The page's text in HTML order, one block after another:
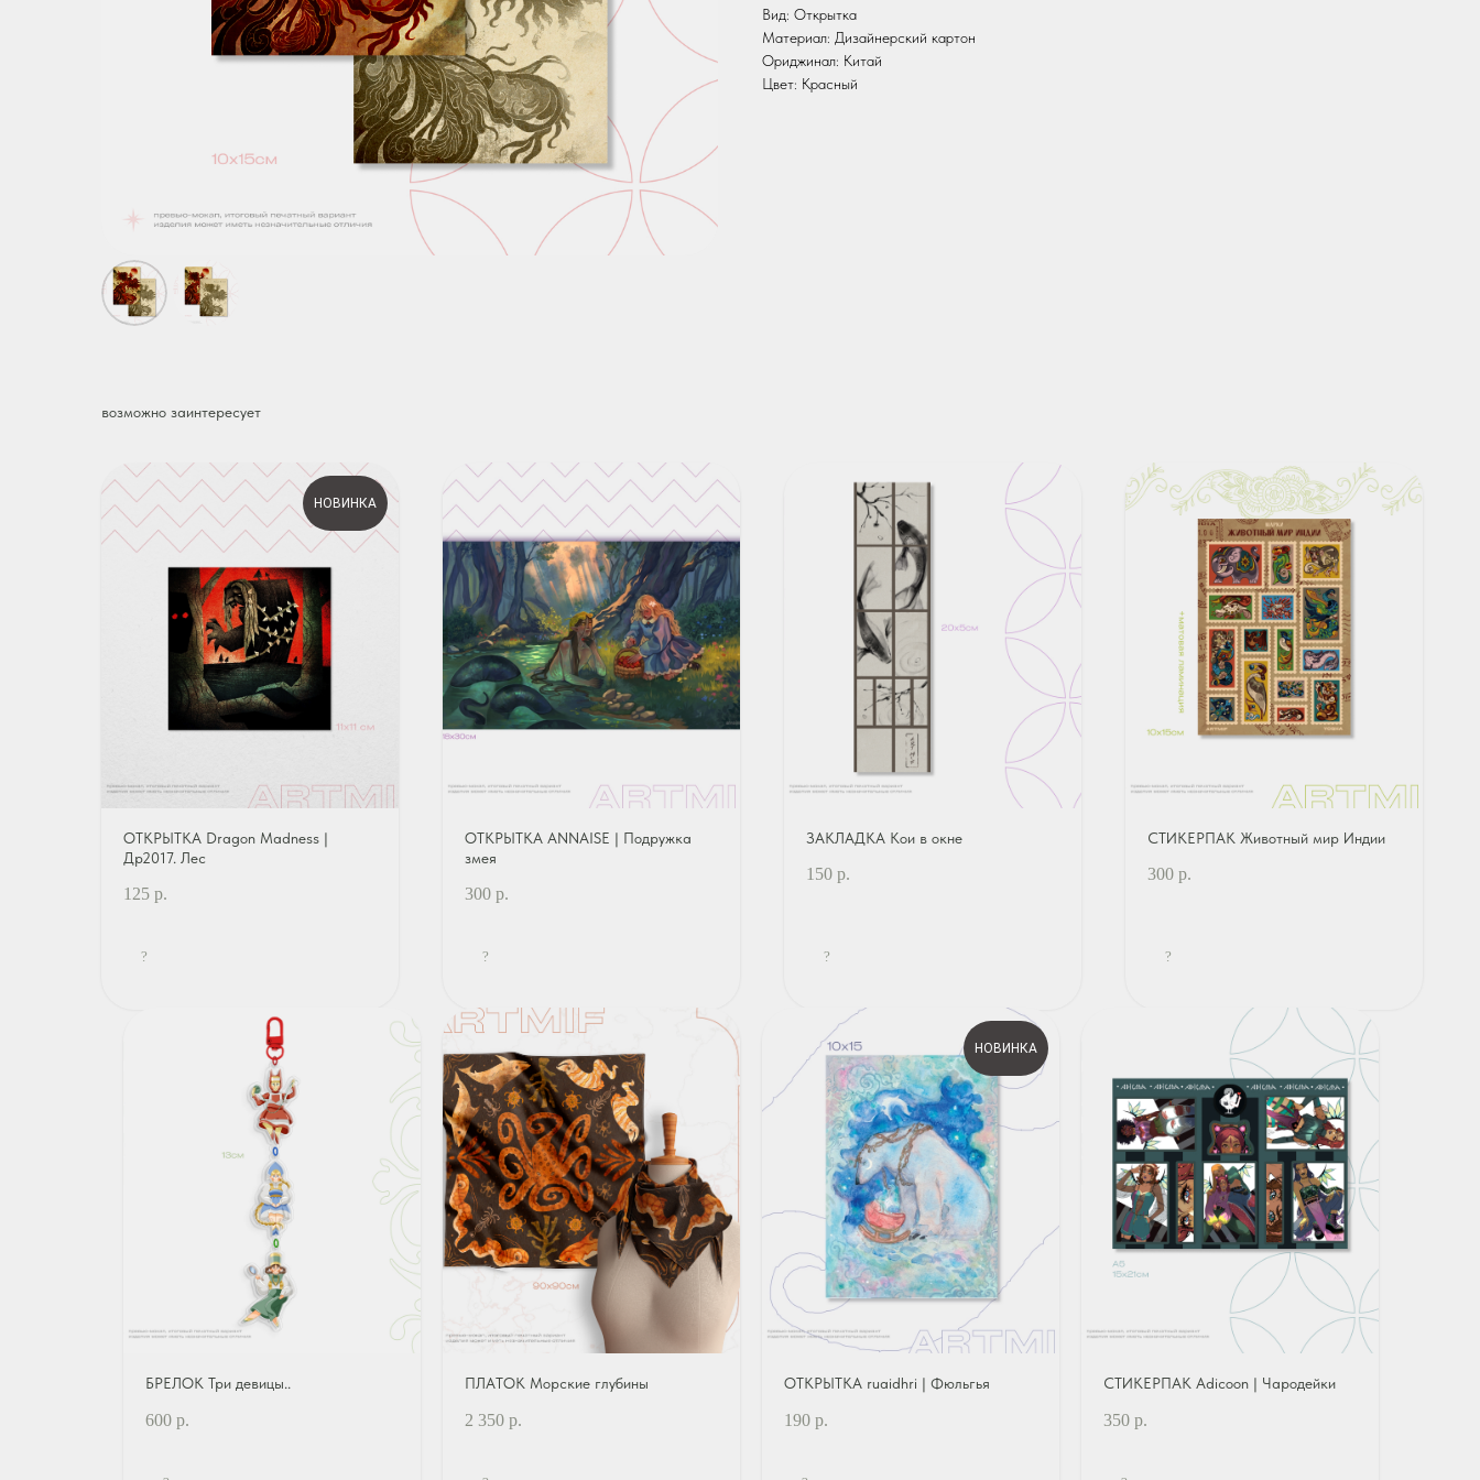
Вид: Открытка
Материал: Дизайнерский картон
Ориджинал: Китай
Цвет: Красный
возможно заинтересует
НОВИНКА
ОТКРЫТКА Dragon Madness |
Др2017. Лес
125 р.
?
ОТКРЫТКА ANNAISE | Подружка
змея
300 р.
?
ЗАКЛАДКА Кои в окне
150 р.
?
СТИКЕРПАК Животный мир Индии
300 р.
?
БРЕЛОК Три девицы..
600 р.
ПЛАТОК Морские глубины
2 350 р.
НОВИНКА
ОТКРЫТКА ruaidhri | Фюльгья
190 р.
СТИКЕРПАК Adicoon | Чародейки
350 р.